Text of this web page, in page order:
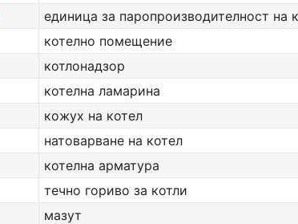
единица за паропроизводителност на
котелно помещение
котлонадзор
котелна ламарина
кожух на котел
натоварване на котел
котелна арматура
течно гориво за котли
мазут